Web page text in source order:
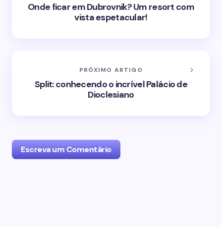
Onde ficar em Dubrovnik? Um resort com
vista espetacular!
PRÓXIMO ARTIGO
Split: conhecendo o incrível Palácio de
Dioclesiano
Escreva um Comentário